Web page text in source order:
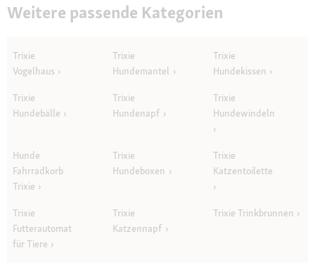
Weitere passende Kategorien
Trixie
Vogelhaus
Trixie
Hundemantel
Trixie
Hundekissen
Trixie
Hundebälle
Trixie
Hundenapf
Trixie
Hundewindeln
Hunde
Fahrradkorb
Trixie
Trixie
Hundeboxen
Trixie
Katzentoilette
Trixie
Futterautomat
für Tiere
Trixie
Katzennapf
Trixie Trinkbrunnen